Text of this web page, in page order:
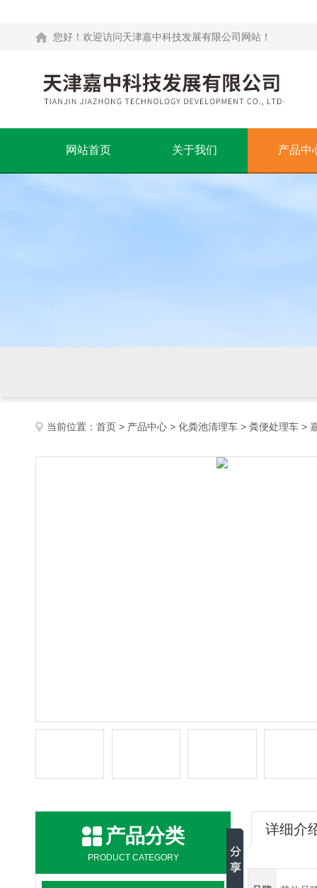
您好！欢迎访问天津嘉中科技发展有限公司网站！
网站首页 关于我们 产品中
当前位置： 首页 > 产品中心 > 化粪池清理车 > 粪便处理车 >
产品分类
PRODUCT CATEGORY
详细介